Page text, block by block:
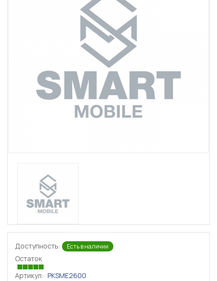
Доступность: Есть в наличии
Остаток
Артикул: PKSME2600